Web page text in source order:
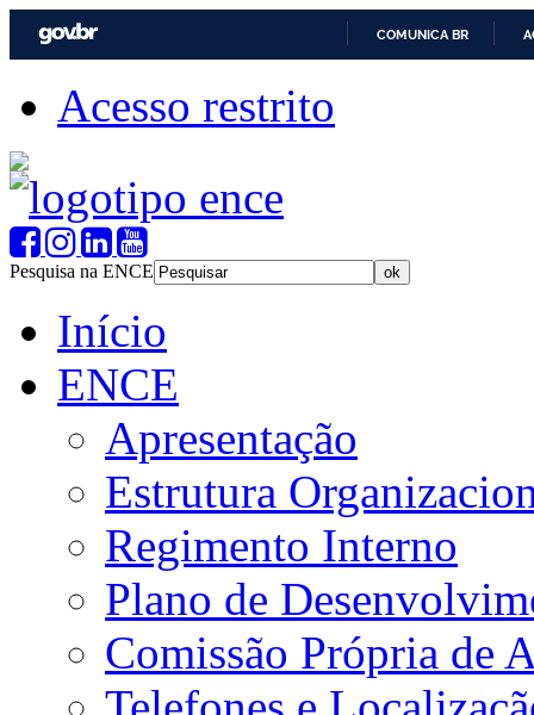
COMUNICA BR
Acesso restrito
Pesquisa na ENCE
Início
ENCE
Apresentação
Estrutura
Regimento Interno
Plano de
Comissão Própria de